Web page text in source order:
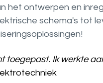
het ontwerpen en
schema's tot
toegepast. Ik werkte